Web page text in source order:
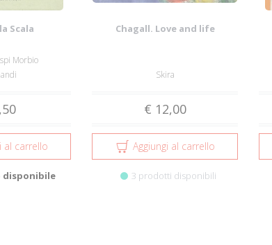
Scala
Morbio
al carrello
disponibile
Chagall. Love and life
Skira
€ 12,00
Aggiungi al carrello
3 prodotti disponibili